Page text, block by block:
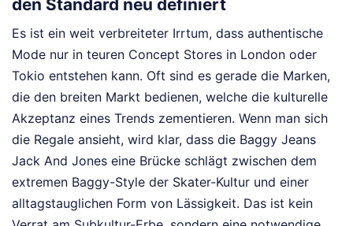
den Standard neu definiert
Es ist ein weit verbreiteter Irrtum, dass authentische
Mode nur in teuren Concept Stores in London oder
Tokio entstehen kann. Oft sind es gerade die Marken,
die den breiten Markt bedienen, welche die kulturelle
Akzeptanz eines Trends zementieren. Wenn man sich
die Regale ansieht, wird klar, dass die Baggy Jeans
Jack And Jones eine Brücke schlägt zwischen dem
extremen Baggy-Style der Skater-Kultur und einer
alltagstauglichen Form von Lässigkeit. Das ist kein